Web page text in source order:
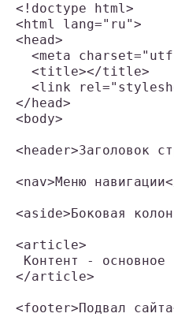
<!doctype html>
<html lang="ru">
<head>
<meta
  <title></title>
<link
</head>
<body>
<header>Заголовок
<nav>Меню
<aside>Боковая
<article>
Контент - основное
</article>
<footer>Подвал